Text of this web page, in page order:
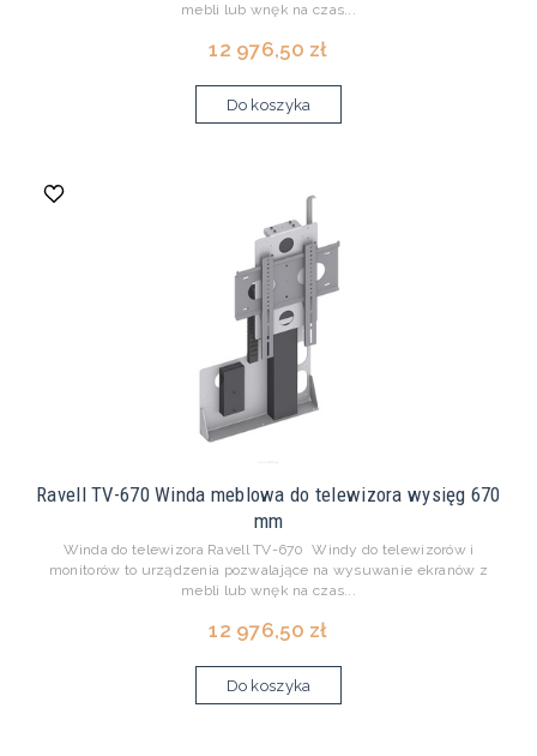
mebli lub wnęk na czas...
12 976,50 zł
Do koszyka
Ravell TV-670 Winda meblowa do telewizora wysięg 670
mm
Winda do telewizora Ravell TV-670 Windy do telewizorów i
monitorów to urządzenia pozwalające na wysuwanie ekranów z
mebli lub wnęk na czas...
12 976,50 zł
Do koszyka